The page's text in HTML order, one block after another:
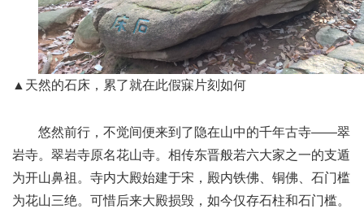
▲天然的石床，累了就在此假寐片刻如何
悠然前行，不觉间便来到了隐在山中的千年古寺——翠
岩寺。翠岩寺原名花山寺。相传东晋般若六大家之一的支遁
为开山鼻祖。寺内大殿始建于宋，殿内铁佛、铜佛、石门槛
为花山三绝。可惜后来大殿损毁，如今仅存石柱和石门槛。